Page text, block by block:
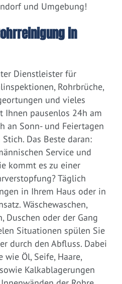
und Umgebung!
in
Dienstleister für
Rohrbrüche,
und vieles
Ihnen pausenlos 24h am
an Sonn- und Feiertagen
Das Beste daran:
Service und
kommt es zu einer
Täglich
in Ihrem Haus oder in
Wäschewaschen,
Duschen oder der Gang
Situationen spülen Sie
durch den Abfluss. Dabei
wie Öl, Seife, Haare,
Kalkablagerungen